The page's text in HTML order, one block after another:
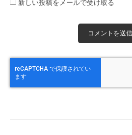
新しい投稿をメールで受け取る